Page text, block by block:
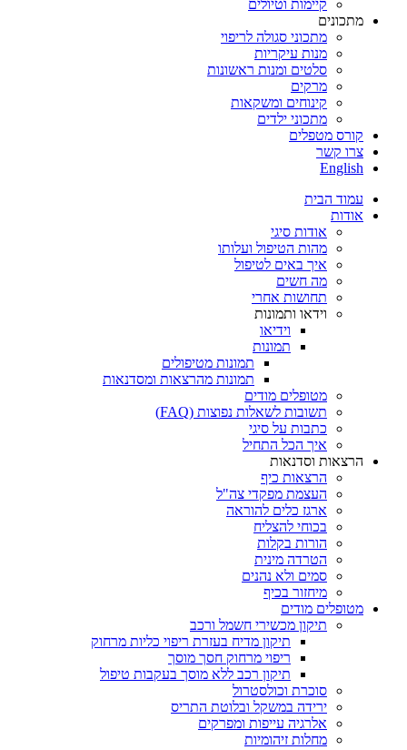
קיימות וטיולים
מתכונים
מתכוני סגולה לריפוי
מנות עיקריות
סלטים ומנות ראשונות
מרקים
קינוחים ומשקאות
מתכוני ילדים
קורס מטפלים
צרו קשר
English
עמוד הבית
אודות
אודות סיגי
מהות הטיפול ועלותו
איך באים לטיפול
מה חשים
תחושות אחרי
וידאו ותמונות
וידיאו
תמונות
תמונות מטיפולים
תמונות מהרצאות ומסדנאות
מטופלים מודים
תשובות לשאלות נפוצות (FAQ)
כתבות על סיגי
איך הכל התחיל
הרצאות וסדנאות
הרצאות כיף
העצמת מפקדי צה"ל
ארגז כלים להוראה
בכוחי להצליח
הורות בקלות
הטרדה מינית
סמים ולא נהנים
מיחזור בכיף
מטופלים מודים
תיקון מכשירי חשמל ורכב
תיקון מדיח בעזרת ריפוי כליות מרחוק
ריפוי מרחוק חסך מוסך
תיקון רכב ללא מוסך בעקבות טיפול
סוכרת וכולסטרול
ירידה במשקל ובלוטת התריס
אלרגיה עייפות ומפרקים
מחלות זיהומיות